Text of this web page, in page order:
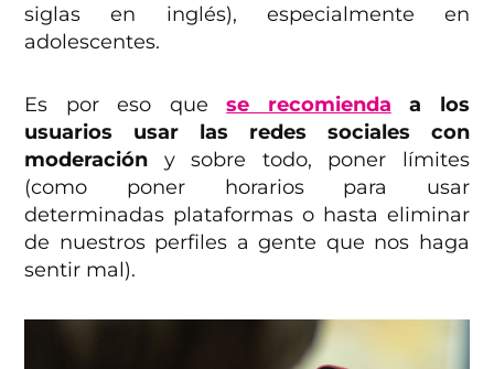
siglas en inglés), especialmente en
adolescentes.
Es por eso quese recomienda a los
usuarios usar las redes sociales con
moderación y sobre todo, poner límites
(como poner horarios para usar
determinadas plataformas o hasta eliminar
de nuestros perfiles a gente que nos haga
sentir mal).